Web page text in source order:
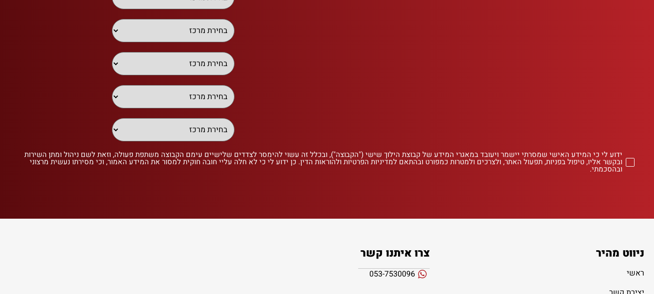
ידוע לי כי המידע האישי שמסרתי יישמר ויעובד במאגרי המידע של קבוצת הילוך שישי ("הקבוצה"), ובכלל זה עשוי להימסר לצדדים שלישיים עימם הקבוצה משתפת פעולה, וזאת לשם ניהול ומתן השירות
ובקשר אליו, טיפול בפניות, תפעול האתר, ולצרכים ולמטרות כמפורט ובהתאם למדיניות הפרטיות ולהוראות הדין. כן ידוע לי כי לא חלה עליי חובה חוקית למסור את המידע האמור, וכי מסירתו נעשית מרצוני
ובהסכמתי.
ניווט מהיר
ראשי
צרו איתנו קשר
053-7530096